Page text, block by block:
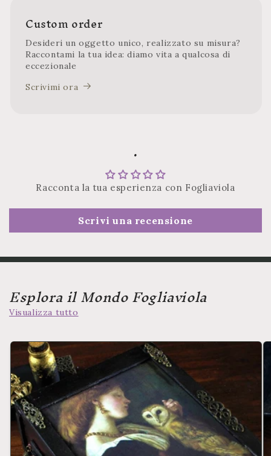
Custom order
Desideri un oggetto unico, realizzato su misura?
Raccontami la tua idea: diamo vita a qualcosa di
eccezionale
Scrivimi ora
.
Racconta la tua esperienza con Fogliaviola
Scrivi una recensione
Esplora il Mondo Fogliaviola
Visualizza tutto